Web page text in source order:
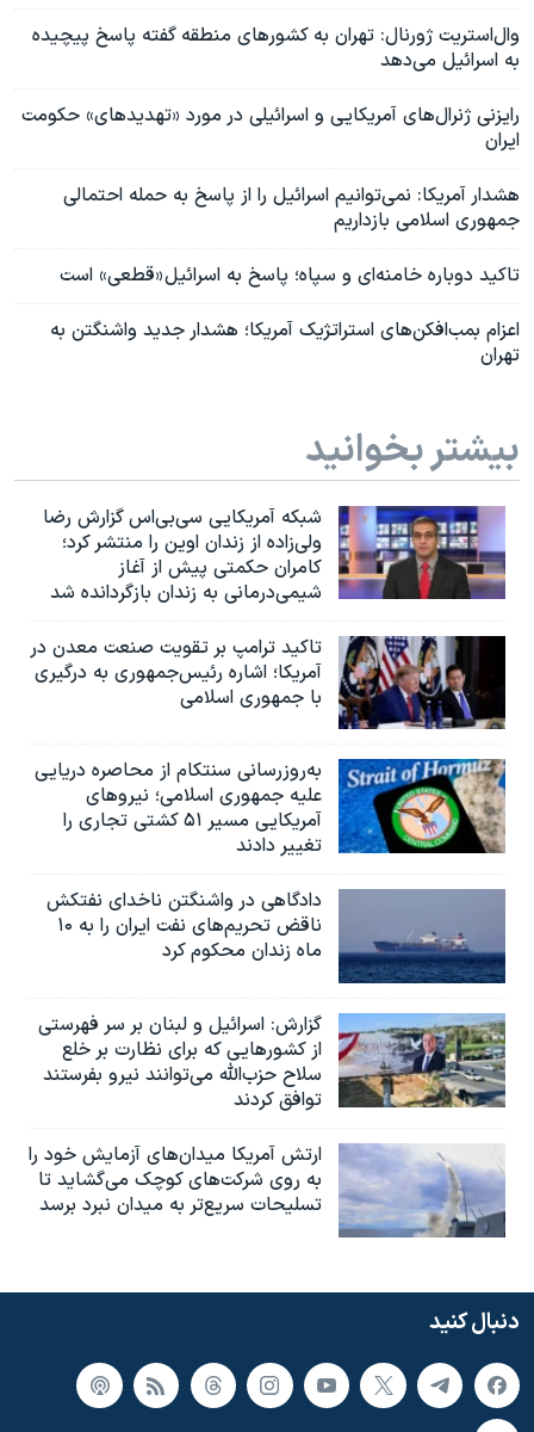
وال‌استریت ژورنال: تهران به کشورهای منطقه گفته پاسخ پیچیده
به اسرائيل می‌دهد
رایزنی ژنرال‌های آمریکایی و اسرائیلی در مورد «تهدیدهای» حکومت
ایران
هشدار آمریکا: نمی‌توانیم اسرائیل را از پاسخ به حمله احتمالی
جمهوری اسلامی بازداریم
تاکید دوباره خامنه‌ای و سپاه؛ پاسخ به اسرائیل «قطعی» است
اعزام بمب‌افکن‌های استراتژیک آمریکا؛ هشدار جدید واشنگتن به
تهران
بیشتر بخوانید
شبکه آمریکایی سی‌بی‌‌اس گزارش رضا
ولی‌زاده از زندان اوین را منتشر کرد؛
کامران حکمتی پیش از آغاز
شیمی‌درمانی به زندان بازگردانده شد
تاکید ترامپ بر تقویت صنعت معدن در
آمریکا؛ اشاره رئیس‌جمهوری به درگیری
با جمهوری اسلامی
به‌روزرسانی سنتکام از محاصره دریایی
علیه جمهوری اسلامی؛ نیروهای
آمریکایی مسیر ۵۱ کشتی تجاری را
تغییر دادند
دادگاهی در واشنگتن ناخدای نفتکش
ناقض تحریم‌های نفت ایران را به ۱۰
ماه زندان محکوم کرد
گزارش‌: اسرائيل و لبنان بر سر فهرستی
از کشورهایی که برای نظارت بر خلع
سلاح حزب‌الله می‌توانند نیرو بفرستند
توافق کردند
ارتش آمریکا میدان‌های آزمایش خود را
به روی شرکت‌های کوچک می‌گشاید تا
تسلیحات سریع‌تر به میدان نبرد برسد
دنبال کنید